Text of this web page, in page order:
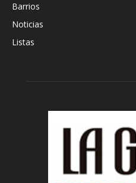
Barrios
Noticias
Listas